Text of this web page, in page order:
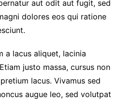
aut odit aut fugit, sed
dolores eos qui ratione
a lacus aliquet, lacinia
justo massa, cursus non
lacus. Vivamus sed
augue leo, sed volutpat